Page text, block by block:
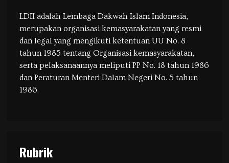
LDII adalah Lembaga Dakwah Islam Indonesia,
merupakan organisasi kemasyarakatan yang resmi
dan legal yang mengikuti ketentuan UU No. 8
tahun 1985 tentang Organisasi kemasyarakatan,
serta pelaksanaannya meliputi PP No. 18 tahun 1986
dan Peraturan Menteri Dalam Negeri No. 5 tahun
1986.
Rubrik